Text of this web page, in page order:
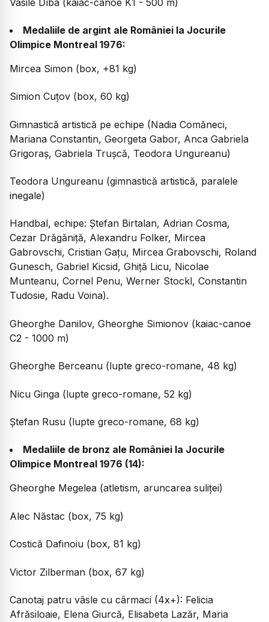
Medaliile de argint ale României la Jocurile
Olimpice Montreal 1976:
Mircea Simon (box, +81 kg)
Simion Cuțov (box, 60 kg)
Gimnastică artistică pe echipe (Nadia Comăneci,
Mariana Constantin, Georgeta Gabor, Anca Gabriela
Grigoraș, Gabriela Trușcă, Teodora Ungureanu)
Teodora Ungureanu (gimnastică artistică, paralele
inegale)
Handbal, echipe: Ștefan Birtalan, Adrian Cosma,
Cezar Drăgăniță, Alexandru Folker, Mircea
Gabrovschi, Cristian Gațu, Mircea Grabovschi, Roland
Gunesch, Gabriel Kicsid, Ghiță Licu, Nicolae
Munteanu, Cornel Penu, Werner Stockl, Constantin
Tudosie, Radu Voina).
Gheorghe Danilov, Gheorghe Simionov (kaiac-canoe
C2 - 1000 m)
Gheorghe Berceanu (lupte greco-romane, 48 kg)
Nicu Ginga (lupte greco-romane, 52 kg)
Ștefan Rusu (lupte greco-romane, 68 kg)
Medaliile de bronz ale României la Jocurile
Olimpice Montreal 1976 (14):
Gheorghe Megelea (atletism, aruncarea suliței)
Alec Năstac (box, 75 kg)
Costică Dafinoiu (box, 81 kg)
Victor Zilberman (box, 67 kg)
Canotaj patru vâsle cu cârmaci (4x+): Felicia
Afrăsiloaie, Elena Giurcă, Elisabeta Lazăr, Maria